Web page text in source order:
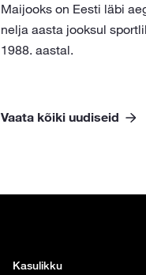
Maijooks on Eesti läbi
nelja aasta jooksul
1988. aastal.
Vaata kõiki uudiseid
Kasulikku